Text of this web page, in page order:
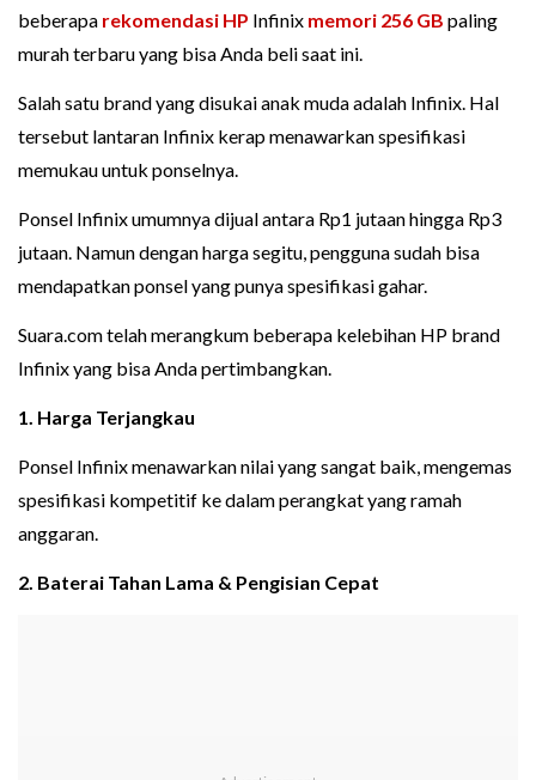
beberapa rekomendasi HP Infinix memori 256 GB paling
murah terbaru yang bisa Anda beli saat ini.
Salah satu brand yang disukai anak muda adalah Infinix. Hal
tersebut lantaran Infinix kerap menawarkan spesifikasi
memukau untuk ponselnya.
Ponsel Infinix umumnya dijual antara Rp1 jutaan hingga Rp3
jutaan. Namun dengan harga segitu, pengguna sudah bisa
mendapatkan ponsel yang punya spesifikasi gahar.
Suara.com telah merangkum beberapa kelebihan HP brand
Infinix yang bisa Anda pertimbangkan.
1. Harga Terjangkau
Ponsel Infinix menawarkan nilai yang sangat baik, mengemas
spesifikasi kompetitif ke dalam perangkat yang ramah
anggaran.
2. Baterai Tahan Lama & Pengisian Cepat